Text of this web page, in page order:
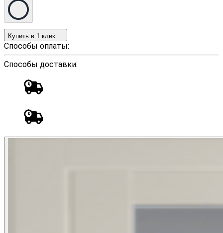
Купить в 1 клик
Способы оплаты:
Способы доставки: